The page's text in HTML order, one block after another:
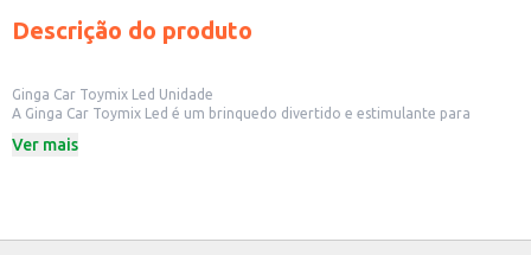
Descrição do produto
Ginga Car Toymix Led Unidade
A Ginga Car Toymix Led é um brinquedo divertido e estimulante para
momentos de alegria para os pequenos.
Ideal para brincadeiras em ambientes internos.
Ver mais